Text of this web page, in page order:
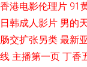
址 欧美牛夜精品 亚洲
香港电影伦理片 91
日韩成人影片 男的
肠交扩张另类 最新
线 主播第一页 丁香